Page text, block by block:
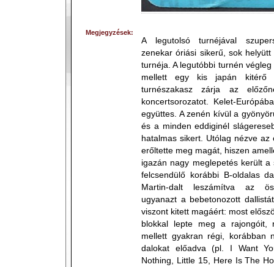
Megjegyzések:
A legutolsó turnéjával
zenekar óriási sikerű, sok
turnéja. A legutóbbi turnén
mellett egy kis japán kitérő
turnészakasz zárja az
koncertsorozatot. Kelet-
együttes. A zenén kívül a
és a minden eddiginél
hatalmas sikert. Utólag nézve
erőltette meg magát, hiszen
igazán nagy meglepetés került
felcsendülő korábbi B-oldalas
Martin-dalt leszámítva az
ugyanazt a bebetonozott
viszont kitett magáért: most
blokkal lepte meg a
mellett gyakran régi, korábban
dalokat előadva (pl. I Want
Nothing, Little 15, Here Is The